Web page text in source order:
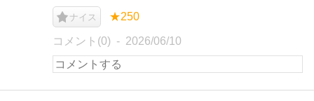
ナイス ★250
コメント(0) 2026/06/10